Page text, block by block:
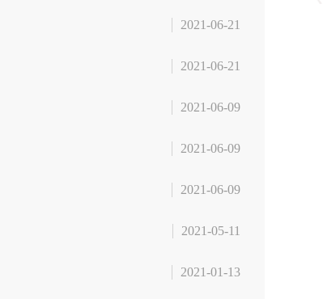
2021-06-21
2021-06-21
2021-06-09
2021-06-09
2021-06-09
2021-05-11
2021-01-13